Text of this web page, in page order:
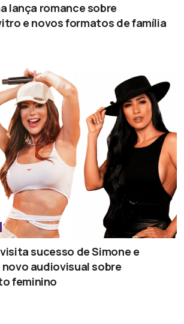
lança romance sobre
e novos formatos de família
sucesso de Simone e
novo audiovisual sobre
feminino